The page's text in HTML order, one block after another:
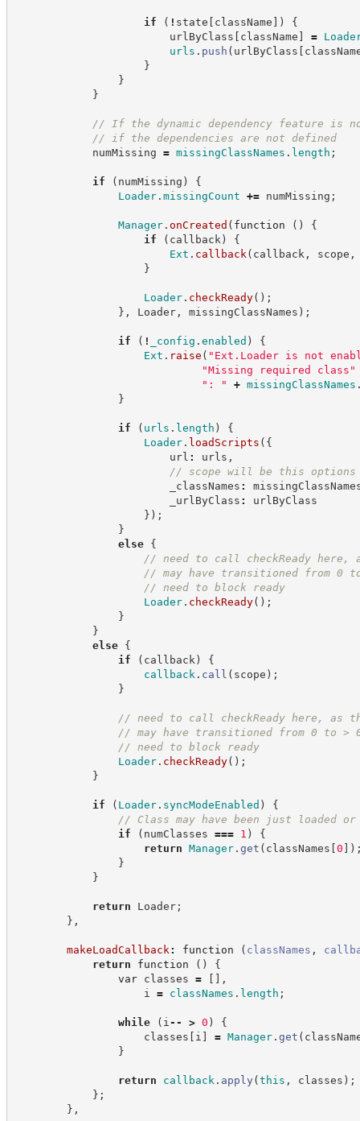
if ( ! state [ className ] )
{
urlByClass [ className ] =
urls . push ( urlByClass [
}
}
}
// If the dynamic dependency feature is
// if the dependencies are not defined
numMissing = missingClassNames . length ;
if ( numMissing )
{
Loader. missingCount += numMissing ;
Manager. onCreated ( function ( )
{
if
( callback )
{
Ext . callback ( callback , scope ,
}
Loader. checkReady( ) ;
} , Loader, missingClassNames ) ;
if ( ! _config . enabled )
{
Ext . raise ( " Ext.Loader is not
"Missing required class "
" : " + missingClassNames
}
if ( urls . length )
{
Loader. loadScripts ( {
url : urls ,
// scope will be this options
_classNames :
_urlByClass :
urlByClass
} ) ;
}
else
{
// need to call checkReady here,
// may have transitioned from 0 to
// need to block ready
Loader. checkReady( ) ;
}
}
else
{
if
( callback )
{
callback . call ( scope ) ;
}
// need to call checkReady here, as
// may have transitioned from 0 to >
// need to block ready
Loader. checkReady( ) ;
}
if ( Loader. syncModeEnabled )
{
// Class may have been just loaded
if
( numClasses === 1 )
{
return Manager. get ( classNames [0 ] )
}
}
return Loader;
} ,
makeLoadCallback : function ( classNames ,
return
function ( )
{
var classes = [ ] ,
i = classNames . length ;
while ( i -- > 0 )
{
classes [ i ] = Manager. get (
}
return callback . apply (this , classes ) ;
} ;
} ,